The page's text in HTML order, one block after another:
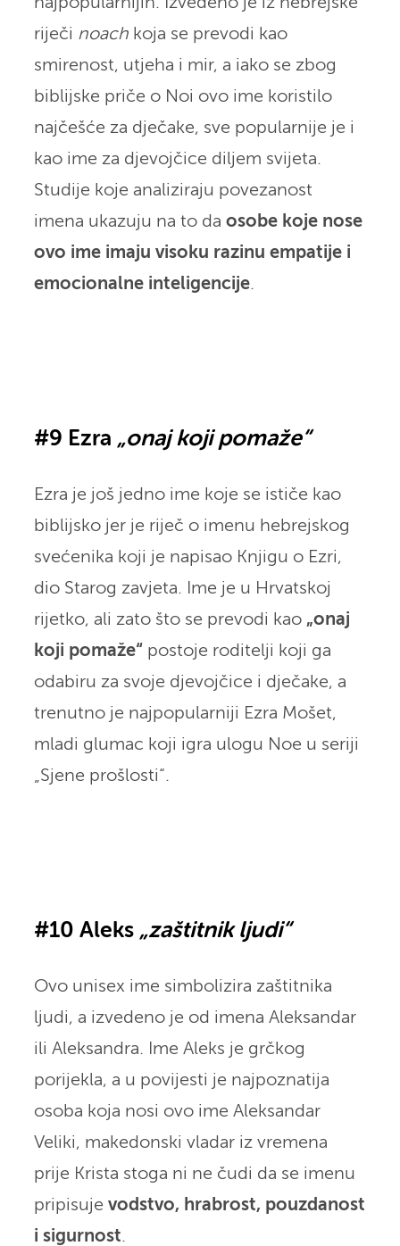
riječi noach koja se prevodi kao
smirenost, utjeha i mir, a iako se zbog
biblijske priče o Noi ovo ime koristilo
najčešće za dječake, sve popularnije je i
kao ime za djevojčice diljem svijeta.
Studije koje analiziraju povezanost
imena ukazuju na to da osobe koje nose
ovo ime imaju visoku razinu empatije i
emocionalne inteligencije.
#9 Ezra „onaj koji pomaže“
Ezra je još jedno ime koje se ističe kao
biblijsko jer je riječ o imenu hebrejskog
svećenika koji je napisao Knjigu o Ezri,
dio Starog zavjeta. Ime je u Hrvatskoj
rijetko, ali zato što se prevodi kao „onaj
koji pomaže“ postoje roditelji koji ga
odabiru za svoje djevojčice i dječake, a
trenutno je najpopularniji Ezra Mošet,
mladi glumac koji igra ulogu Noe u seriji
„Sjene prošlosti“.
#10 Aleks „zaštitnik ljudi“
Ovo unisex ime simbolizira zaštitnika
ljudi, a izvedeno je od imena Aleksandar
ili Aleksandra. Ime Aleks je grčkog
porijekla, a u povijesti je najpoznatija
osoba koja nosi ovo ime Aleksandar
Veliki, makedonski vladar iz vremena
prije Krista stoga ni ne čudi da se imenu
pripisuje vodstvo, hrabrost, pouzdanost
i sigurnost.